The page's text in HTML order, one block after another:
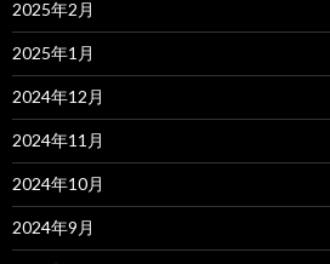
2025年2月
2025年1月
2024年12月
2024年11月
2024年10月
2024年9月